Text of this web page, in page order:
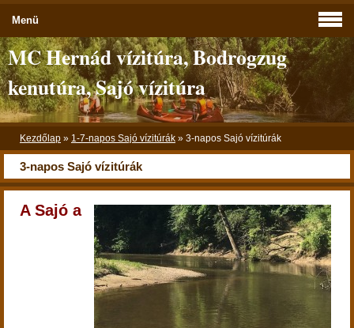
MC Hernád vízitúra, Bodrogzug
kenutúra, Sajó vízitúra
Kezdőlap » 1-7-napos Sajó vízitúrák » 3-napos Sajó vízitúrák
3-napos Sajó vízitúrák
A Sajó a
Menü